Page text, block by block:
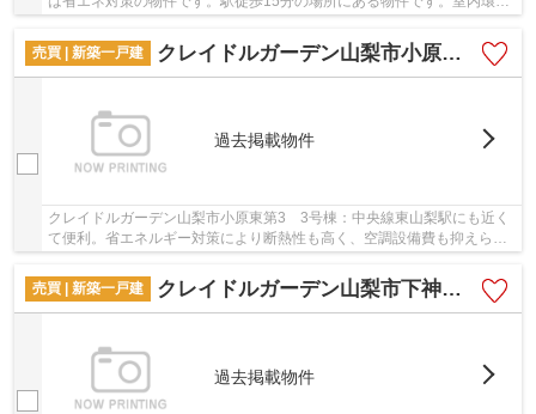
まで左右する基礎は、強靭なベタ基礎となって...
売買 | 新築一戸建
クレイドルガーデン山梨市小原東第3 3号棟
過去掲載物件
クレイドルガーデン山梨市小原東第3 3号棟：中央線東山梨駅にも近く
て便利。省エネルギー対策により断熱性も高く、空調設備費も抑えられ
ます。コチラの物件はベタ基礎となっており不...
売買 | 新築一戸建
クレイドルガーデン山梨市下神内川第1 2号棟
過去掲載物件